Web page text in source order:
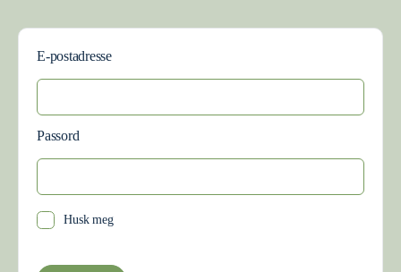
E-postadresse
Passord
Husk meg